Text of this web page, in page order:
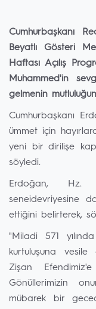
Cumhurbaşkanı
Beyatlı Gösteri
Haftası Açılış
Muhammed'in
gelmenin
Cumhurbaşkanı
ümmet için
yeni bir dirilişe
söyledi.
Erdoğan, Hz.
seneidevriyesine
ettiğini belirterek,
"Miladi 571
kurtuluşuna
Zişan
Gönüllerimizin
mübarek bir